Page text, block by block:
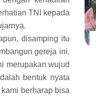
TNI kepada
disamping itu
gereja ini,
merupakan wujud
bentuk nyata
berharap bisa